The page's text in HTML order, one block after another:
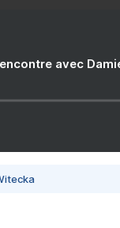
avec